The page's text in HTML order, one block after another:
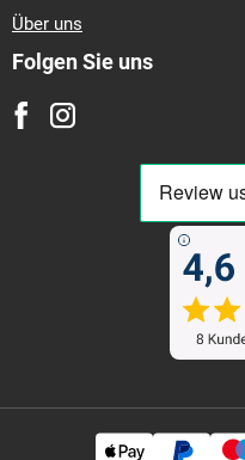
Über uns
Folgen Sie uns